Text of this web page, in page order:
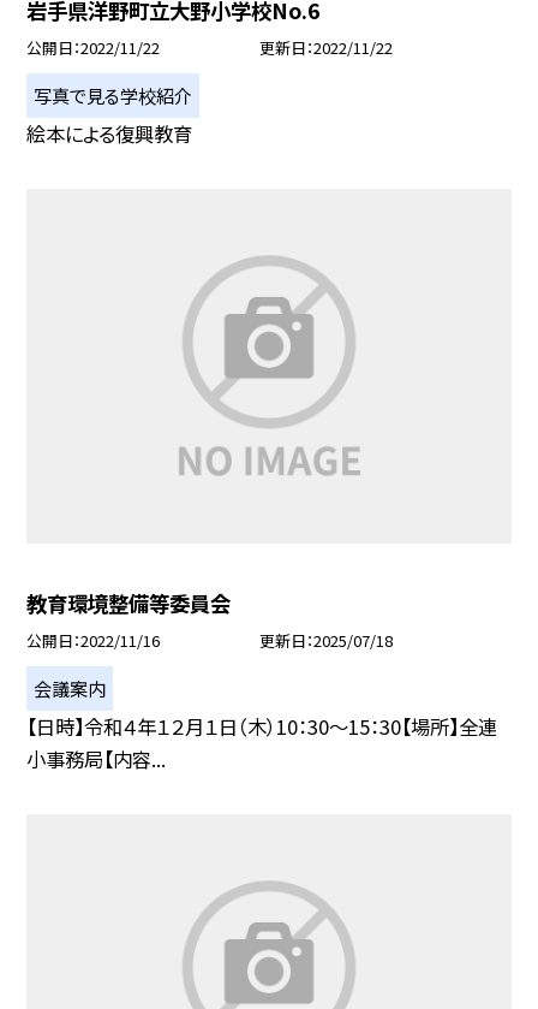
岩手県洋野町立大野小学校No.6
公開日 2022/11/22 更新日 2022/11/22
写真で見る学校紹介
絵本による復興教育
教育環境整備等委員会
公開日 2022/11/16 更新日 2025/07/18
会議案内
【日時】令和４年１２月１日（木）10：30〜15：30【場所】全連
小事務局【内容...